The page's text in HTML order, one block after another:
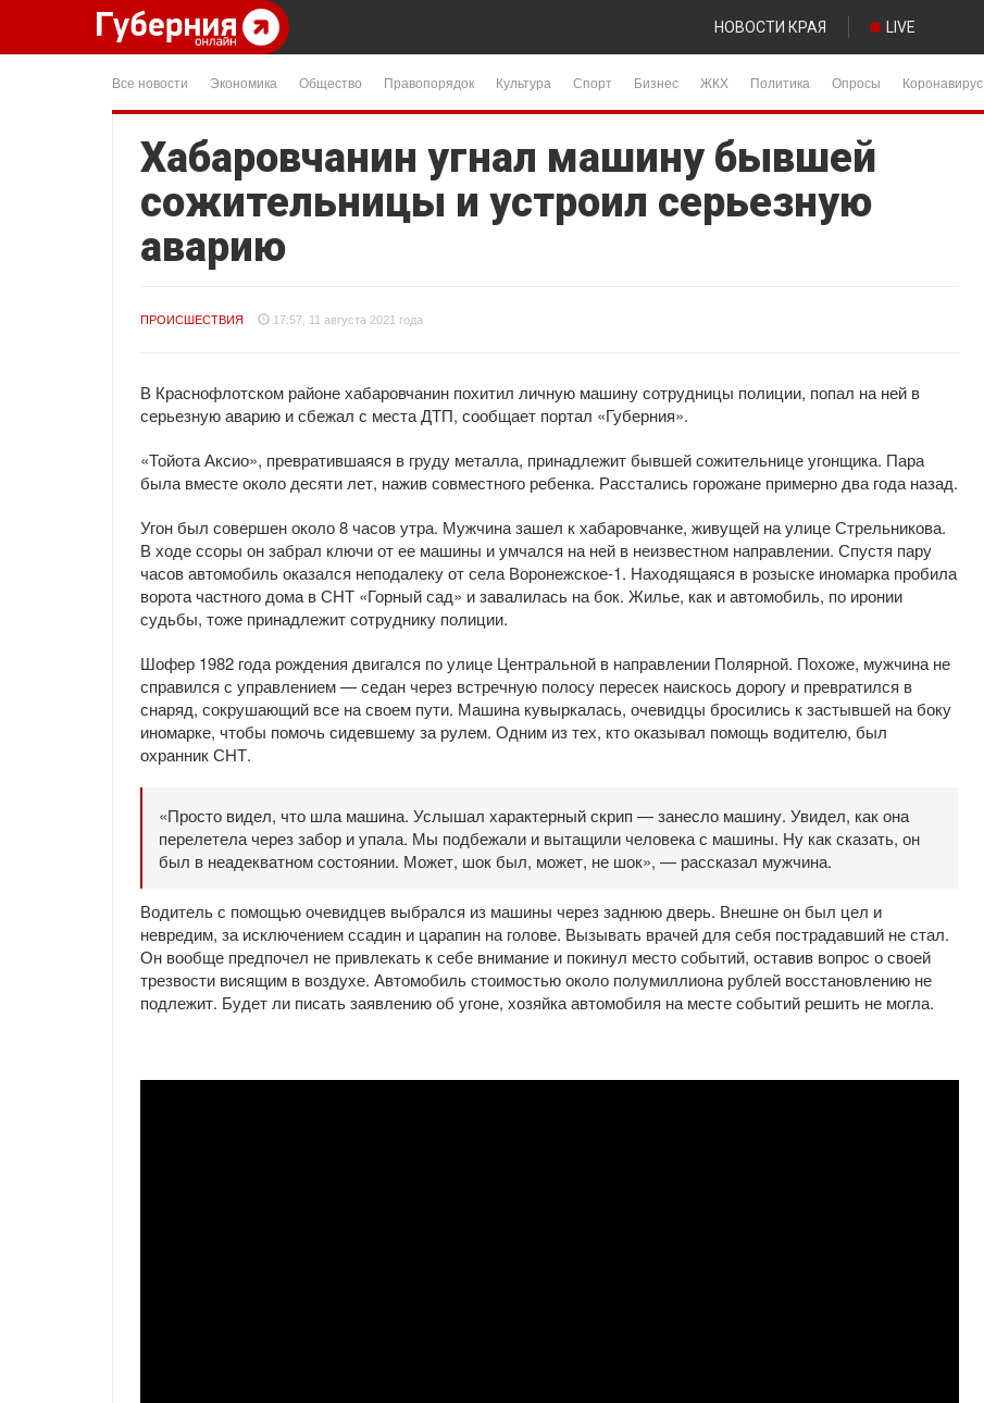
НОВОСТИ КРАЯ LIVE
Все новости Экономика Общество Правопорядок Культура Спорт Бизнес ЖКХ Политика Опросы Коронавирус
Хабаровчанин угнал машину бывшей
сожительницы и устроил серьезную
аварию
ПРОИСШЕСТВИЯ 17:57, 11 августа 2021 года
В Краснофлотском районе хабаровчанин похитил личную машину сотрудницы полиции, попал на ней в
серьезную аварию и сбежал с места ДТП, сообщает портал «Губерния».
«Тойота Аксио», превратившаяся в груду металла, принадлежит бывшей сожительнице угонщика. Пара
была вместе около десяти лет, нажив совместного ребенка. Расстались горожане примерно два года назад.
Угон был совершен около 8 часов утра. Мужчина зашел к хабаровчанке, живущей на улице Стрельникова.
В ходе ссоры он забрал ключи от ее машины и умчался на ней в неизвестном направлении. Спустя пару
часов автомобиль оказался неподалеку от села Воронежское-1. Находящаяся в розыске иномарка пробила
ворота частного дома в СНТ «Горный сад» и завалилась на бок. Жилье, как и автомобиль, по иронии
судьбы, тоже принадлежит сотруднику полиции.
Шофер 1982 года рождения двигался по улице Центральной в направлении Полярной. Похоже, мужчина не
справился с управлением — седан через встречную полосу пересек наискось дорогу и превратился в
снаряд, сокрушающий все на своем пути. Машина кувыркалась, очевидцы бросились к застывшей на боку
иномарке, чтобы помочь сидевшему за рулем. Одним из тех, кто оказывал помощь водителю, был
охранник СНТ.
«Просто видел, что шла машина. Услышал характерный скрип — занесло машину. Увидел, как она
перелетела через забор и упала. Мы подбежали и вытащили человека с машины. Ну как сказать, он
был в неадекватном состоянии. Может, шок был, может, не шок», — рассказал мужчина.
Водитель с помощью очевидцев выбрался из машины через заднюю дверь. Внешне он был цел и
невредим, за исключением ссадин и царапин на голове. Вызывать врачей для себя пострадавший не стал.
Он вообще предпочел не привлекать к себе внимание и покинул место событий, оставив вопрос о своей
трезвости висящим в воздухе. Автомобиль стоимостью около полумиллиона рублей восстановлению не
подлежит. Будет ли писать заявлению об угоне, хозяйка автомобиля на месте событий решить не могла.